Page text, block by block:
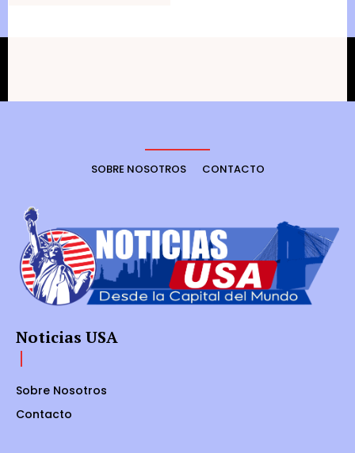
SOBRE NOSOTROS CONTACTO
Noticias USA
Sobre Nosotros
Contacto